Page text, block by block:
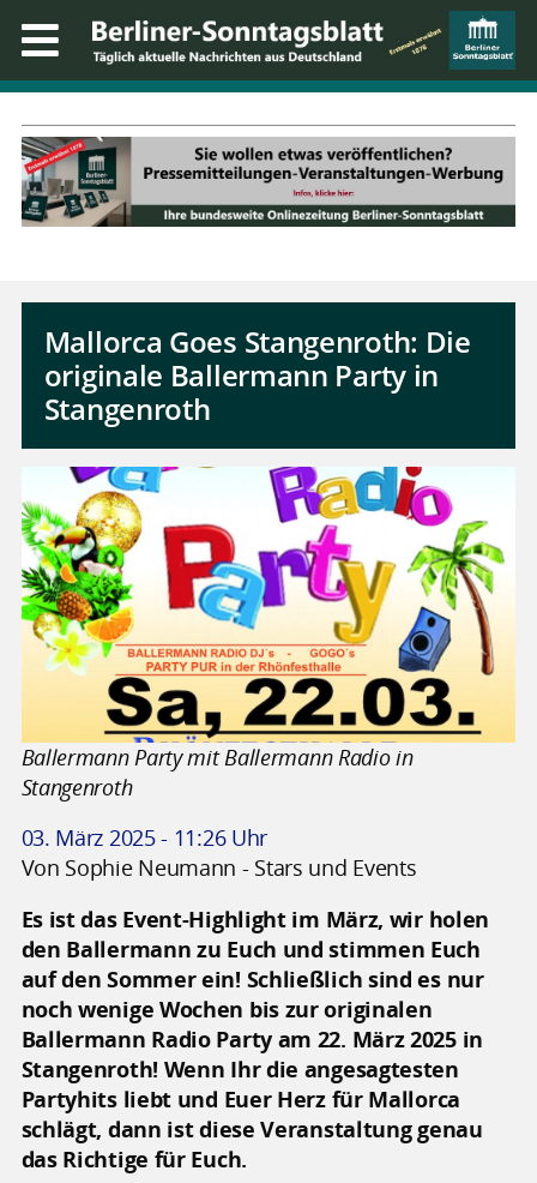
Mallorca Goes Stangenroth: Die
originale Ballermann Party in
Stangenroth
Ballermann Party mit Ballermann Radio in
Stangenroth
03. März 2025 - 11:26 Uhr
Von Sophie Neumann - Stars und Events
Es ist das Event-Highlight im März, wir holen
den Ballermann zu Euch und stimmen Euch
auf den Sommer ein! Schließlich sind es nur
noch wenige Wochen bis zur originalen
Ballermann Radio Party am 22. März 2025 in
Stangenroth! Wenn Ihr die angesagtesten
Partyhits liebt und Euer Herz für Mallorca
schlägt, dann ist diese Veranstaltung genau
das Richtige für Euch.